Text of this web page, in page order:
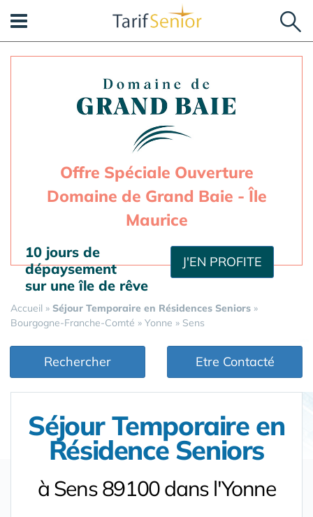
Offre Spéciale Ouverture
Domaine de Grand Baie - Île
Maurice
J'EN PROFITE
10 jours de
dépaysement
sur une île de rêve
Accueil » Séjour Temporaire en Résidences Seniors »
Bourgogne-Franche-Comté » Yonne » Sens
Rechercher Etre Contacté
Séjour Temporaire en
Résidence Seniors
à Sens 89100 dans l'Yonne